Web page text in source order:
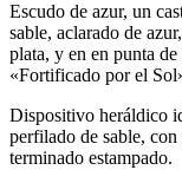
Escudo de azur, un
sable, aclarado de
plata, y en en punta
«Fortificado por el
Dispositivo heráldico
perfilado de sable,
terminado estampado.